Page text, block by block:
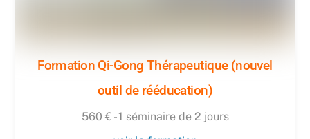
Formation Qi-Gong Thérapeutique (nouvel
outil de rééducation)
560 € - 1 séminaire de 2 jours